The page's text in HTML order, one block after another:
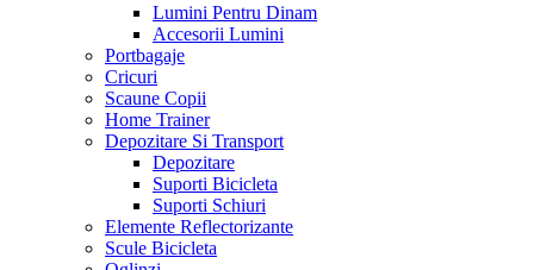
Lumini Pentru Dinam
Accesorii Lumini
Portbagaje
Cricuri
Scaune Copii
Home Trainer
Depozitare Si Transport
Depozitare
Suporti Bicicleta
Suporti Schiuri
Elemente Reflectorizante
Scule Bicicleta